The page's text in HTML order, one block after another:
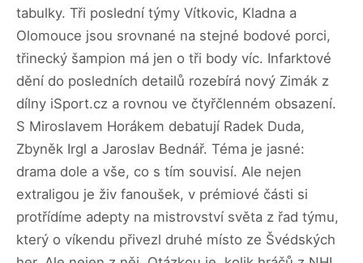
tabulky. Tři poslední týmy Vítkovic, Kladna a
Olomouce jsou srovnané na stejné bodové porci,
třinecký šampion má jen o tři body víc. Infarktové
dění do posledních detailů rozebírá nový Zimák z
dílny iSport.cz a rovnou ve čtyřčlenném obsazení.
S Miroslavem Horákem debatují Radek Duda,
Zbyněk Irgl a Jaroslav Bednář. Téma je jasné:
drama dole a vše, co s tím souvisí. Ale nejen
extraligou je živ fanoušek, v prémiové části si
protřídíme adepty na mistrovství světa z řad týmu,
který o víkendu přivezl druhé místo ze Švédských